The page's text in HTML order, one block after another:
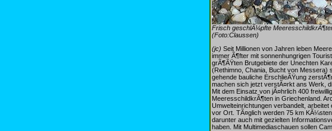
Frisch geschlÃ¼pfte
(Foto:Claussen)
(jc) Seit Millionen von Jahren leben
immer Ã¶fter mit sonnenhungrigen
grÃ¶ÃŸten Brutgebiete der Unechten
(Rethimno, Chania, Bucht von Messera)
gehende bauliche ErschlieÃŸung
machen sich jetzt verstÃ¤rkt ans Werk,
Mit dem Einsatz von jÃ¤hrlich 400
MeeresschildkrÃ¶ten in Griechenland.
Umwelteinrichtungen verbandelt,
vor Ort. TÃ¤glich werden 75 km
darunter auch mit gezielten
haben. Mit Multimediaschauen sollen